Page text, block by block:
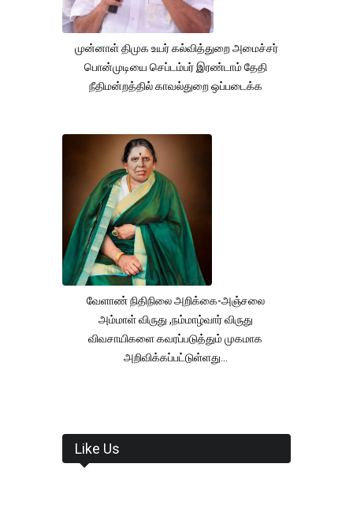
முன்னாள் திமுக உயர் கல்வித்துறை அமைச்சர்
பொன்முடியை செப்டம்பர் இரண்டாம் தேதி
நீதிமன்றத்தில் காவல்துறை ஒப்படைக்க
வேளாண் நிதிநிலை அறிக்கை-அஞ்சலை
அம்மாள் விருது ,நம்மாழ்வார் விருது
விவசாயிகளை கவரப்படுத்தும் முகமாக
அறிவிக்கப்பட்டுள்ளது...
Like Us